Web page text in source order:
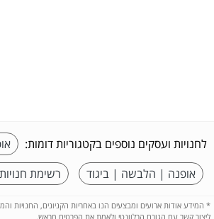
לחנויות ועסקים נוספים בקטגוריות דומות:
אופנה | הלבשה | ביגוד
רשימת
* המידע אודות ארועים ומבצעים הנו באחריות הקניונים, החנויות
ליצור קשר עם הגורם הרלוונטי ולאמת את הפרטים מראש.